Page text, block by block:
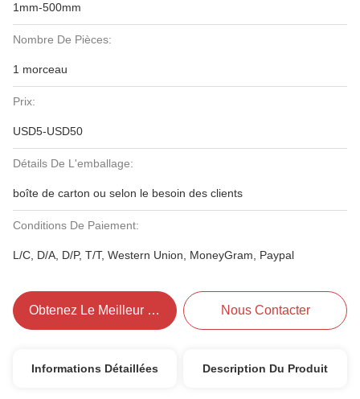
1mm-500mm
Nombre De Pièces:
1 morceau
Prix:
USD5-USD50
Détails De L'emballage:
boîte de carton ou selon le besoin des clients
Conditions De Paiement:
L/C, D/A, D/P, T/T, Western Union, MoneyGram, Paypal
Obtenez Le Meilleur Prix Nous Contacter
Informations Détaillées Description Du Produit